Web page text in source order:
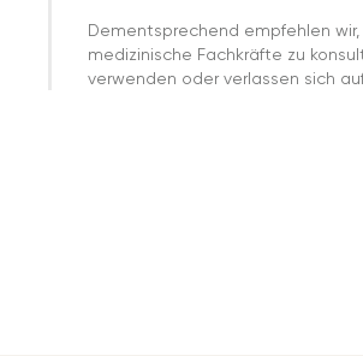
Dementsprechend empfehlen
medizinische Fachkräfte zu
verwenden oder verlassen sich